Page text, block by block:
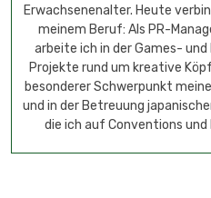
Erwachsenenalter. Heute
meinem Beruf: Als PR-
arbeite ich in der Games-
Projekte rund um kreative
besonderer Schwerpunkt
und in der Betreuung
die ich auf Conventions